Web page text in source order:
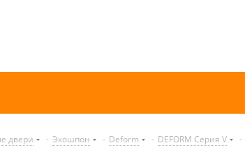
двери - Экошпон - Deform - DEFORM Серия V -